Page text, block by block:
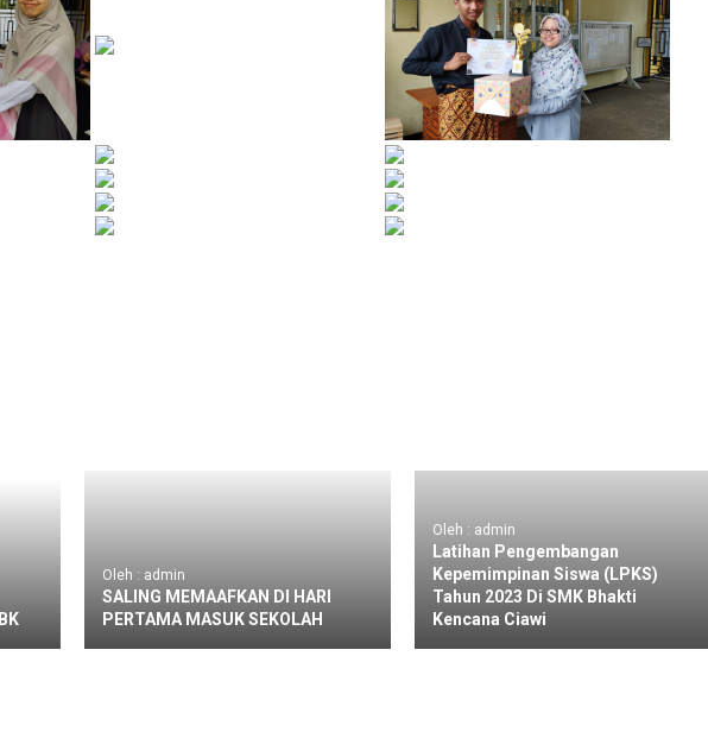
Oleh : admin
SALING MEMAAFKAN DI HARI
PERTAMA MASUK SEKOLAH
Oleh : admin
Latihan Pengembangan
Kepemimpinan Siswa (LPKS)
Tahun 2023 Di SMK Bhakti
Kencana Ciawi